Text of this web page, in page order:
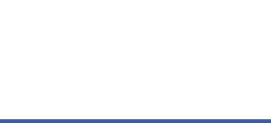
矯正装置を誤飲する可能性があります。